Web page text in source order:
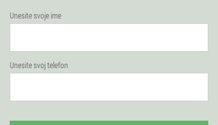
Unesite svoje ime
Unesite svoj telefon